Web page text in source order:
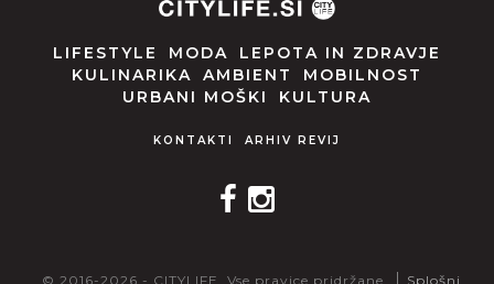
LIFESTYLE MODA
LEPOTA IN ZDRAVJE
KULINARIKA
AMBIENT
MOBILNOST
URBANI MOŠKI
KULTURA
KONTAKTI ARHIV REVIJ
© 2016-2026 - CITYLIFE. Vse pravice pridržane. Splošni